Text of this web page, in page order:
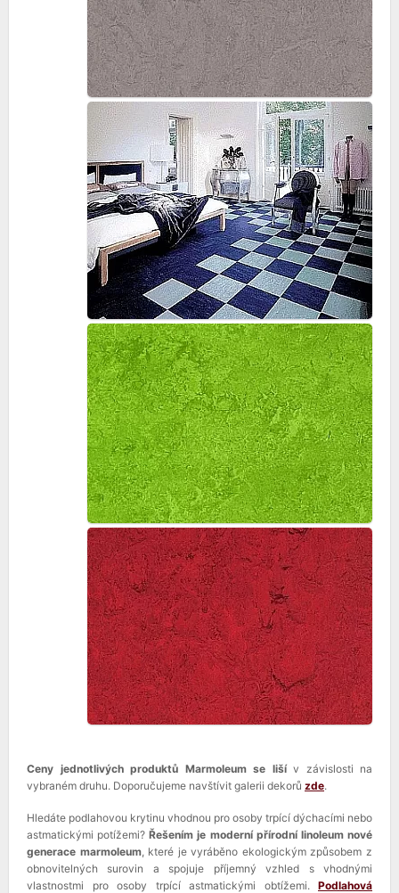
Ceny jednotlivých produktů Marmoleum se liší v závislosti na
vybraném druhu. Doporučujeme navštívit galerii dekorů zde.
Hledáte podlahovou krytinu vhodnou pro osoby trpící dýchacími nebo
astmatickými potížemi?Řešením je moderní přírodní linoleum nové
generace marmoleum, které je vyráběno ekologickým způsobem z
obnovitelných surovin a spojuje příjemný vzhled s vhodnými
vlastnostmi pro osoby trpící astmatickými obtížemi. Podlahová